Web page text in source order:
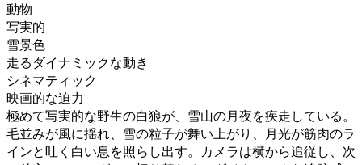
動物
写実的
雪景色
走るダイナミックな動き
シネマティック
映画的な迫力
極めて写実的な野生の白狼が、雪山の月夜を疾走している。
毛並みが風に揺れ、雪の粒子が舞い上がり、月光が筋肉のラ
インと吐く白い息を照らし出す。カメラは横から追従し、次